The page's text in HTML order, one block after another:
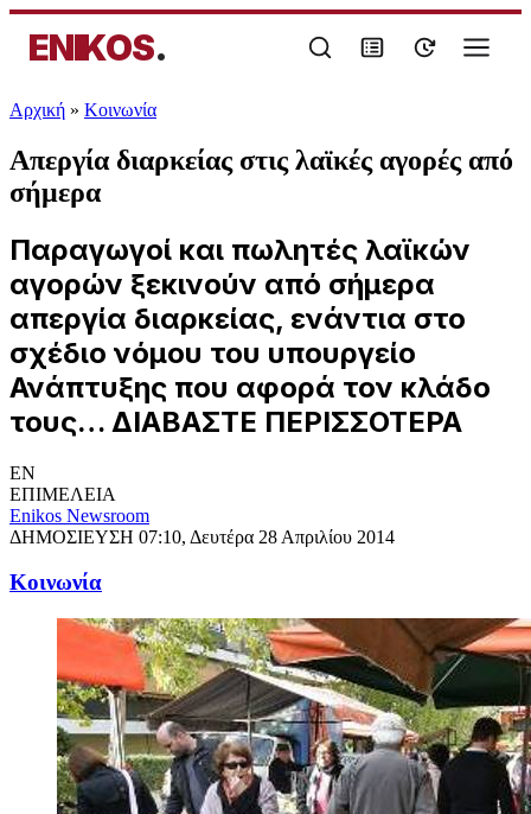
ENIKOS.
Αρχική » Κοινωνία
Απεργία διαρκείας στις λαϊκές αγορές από
σήμερα
Παραγωγοί και πωλητές λαϊκών
αγορών ξεκινούν από σήμερα
απεργία διαρκείας, ενάντια στο
σχέδιο νόμου του υπουργείο
Ανάπτυξης που αφορά τον κλάδο
τους… ΔΙΑΒΑΣΤΕ ΠΕΡΙΣΣΟΤΕΡΑ
EN
ΕΠΙΜΕΛΕΙΑ
Enikos Newsroom
ΔΗΜΟΣΙΕΥΣΗ 07:10, Δευτέρα 28 Απριλίου 2014
Κοινωνία